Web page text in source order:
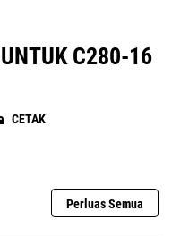
C280-16
CETAK
Perluas Semua